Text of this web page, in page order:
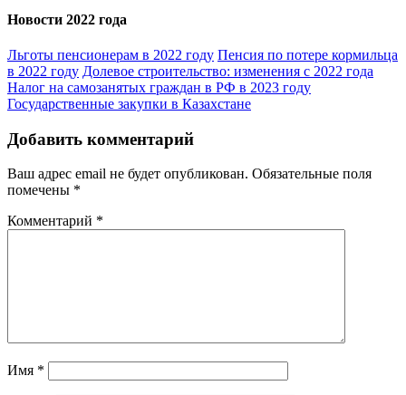
Новости 2022 года
Льготы пенсионерам в 2022 году Пенсия по потере кормильца
в 2022 году Долевое строительство: изменения с 2022 года
Налог на самозанятых граждан в РФ в 2023 году
Государственные закупки в Казахстане
Добавить комментарий
Ваш адрес email не будет опубликован. Обязательные поля
помечены *
Комментарий *
Имя *